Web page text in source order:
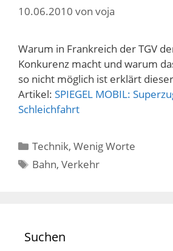
10.06.2010 von voja
Warum in Frankreich der TGV
Konkurenz macht und warum
so nicht möglich ist erklärt
Artikel: SPIEGEL MOBIL:
Schleichfahrt
Kategorien
Technik,Wenig Worte
Schlagwörter
Bahn,Verkehr
Suchen